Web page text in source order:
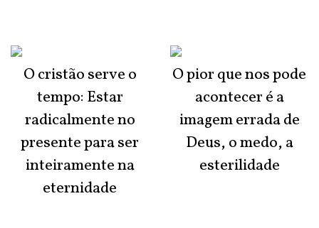
O cristão serve o
tempo: Estar
radicalmente no
presente para ser
inteiramente na
eternidade
O pior que nos pode
acontecer é a
imagem errada de
Deus, o medo, a
esterilidade